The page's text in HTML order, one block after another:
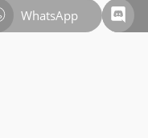
WhatsApp